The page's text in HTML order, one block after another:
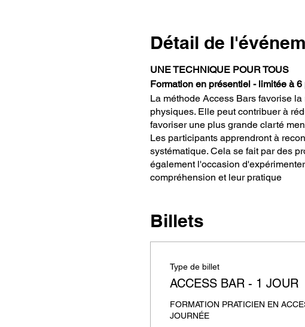
Détail de
UNE TECHNIQUE POUR TOUS
Formation en présentiel - limitée à
La méthode Access Bars favorise
physiques. Elle peut contribuer à
favoriser une plus grande clarté
Les participants apprendront à
systématique. Cela se fait par des
également l'occasion
compréhension et leur pratique
Billets
Type de billet
ACCESS BAR - 1 JOUR
FORMATION PRATICIEN EN
JOURNÉE